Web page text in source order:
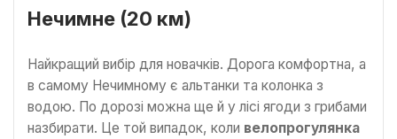
Нечимне (20 км)
Найкращий вибір для новачків. Дорога комфортна, а
в самому Нечимному є альтанки та колонка з
водою. По дорозі можна ще й у лісі ягоди з грибами
назбирати. Це той випадок, коли велопрогулянка